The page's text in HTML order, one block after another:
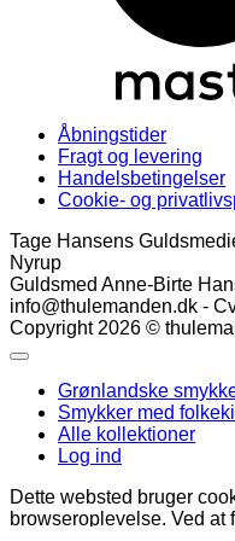
Åbningstider
Fragt og levering
Handelsbetingelser
Cookie- og
Tage Hansens
Nyrup
Guldsmed Anne-Birte
info@thulemanden.dk -
Copyright 2026 ©
Grønlandske
Smykker med
Alle kollektioner
Log ind
Dette websted bruger
browseroplevelse. Ved